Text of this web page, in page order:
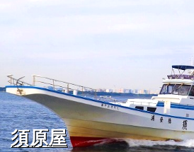
須原屋